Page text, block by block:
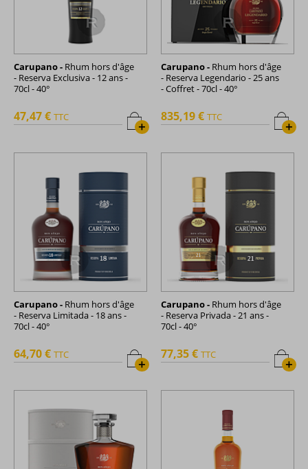
Carupano - Rhum hors d'âge
- Reserva Exclusiva - 12 ans -
70cl - 40°
+
47,47 € TTC
Carupano - Rhum hors d'âge
- Reserva Legendario - 25 ans
- Coffret - 70cl - 40°
+
835,19 € TTC
Carupano - Rhum hors d'âge
- Reserva Limitada - 18 ans -
70cl - 40°
+
64,70 € TTC
Carupano - Rhum hors d'âge
- Reserva Privada - 21 ans -
70cl - 40°
+
77,35 € TTC